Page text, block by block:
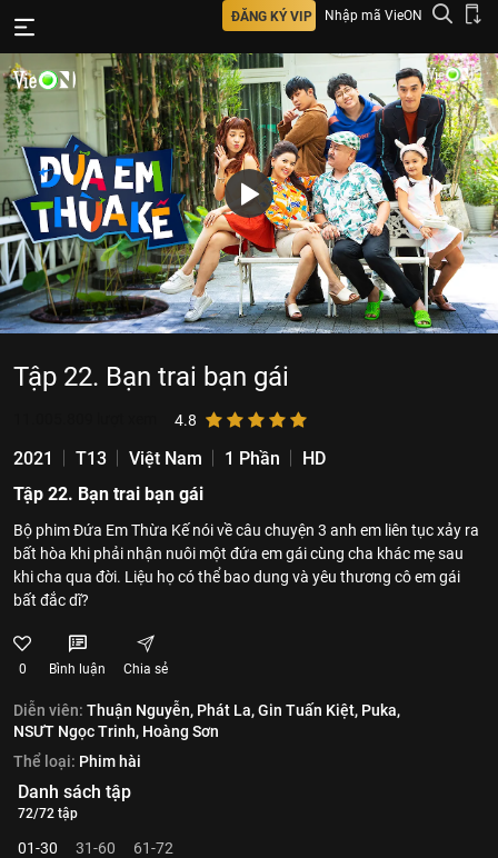
ĐĂNG KÝ VIP Nhập mã VieON
Tập 22. Bạn trai bạn gái
4.8
2021 T13 Việt Nam 1 Phần
HD
Tập 22. Bạn trai bạn gái
Bộ phim Đứa Em Thừa Kế nói về câu chuyện 3 anh em liên tục xảy ra
bất hòa khi phải nhận nuôi một đứa em gái cùng cha khác mẹ sau
khi cha qua đời. Liệu họ có thể bao dung và yêu thương cô em gái
bất đắc dĩ?
0 Bình luận Chia sẻ
Diễn viên: Thuận Nguyễn, Phát La,Gin Tuấn Kiệt, Puka,
NSƯT Ngọc Trinh, Hoàng Sơn
Thể loại: Phim hài
Danh sách tập
72/72 tập
01-30 31-60 61-72